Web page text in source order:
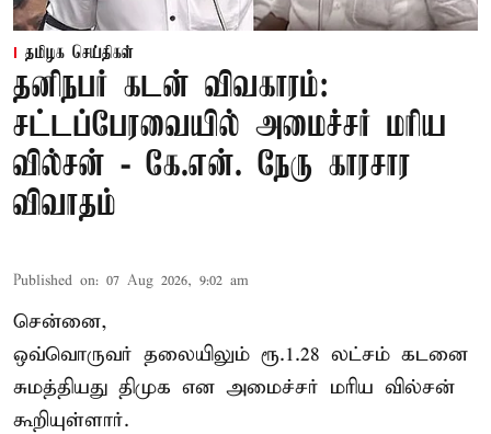
தமிழக செய்திகள்
தனிநபர் கடன் விவகாரம்:
சட்டப்பேரவையில் அமைச்சர் மரிய
வில்சன் - கே.என். நேரு காரசார
விவாதம்
Published on: 07 Aug 2026, 9:02 am
சென்னை,
ஒவ்வொருவர் தலையிலும் ரூ.1.28 லட்சம் கடனை
சுமத்தியது திமுக என அமைச்சர் மரிய வில்சன்
கூறியுள்ளார்.